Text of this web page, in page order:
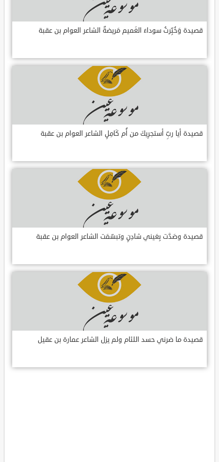
قصيدة وَخُبِّرتُ سوداءَ الغَميم مَريضةٌ الشاعر العوام بن عقبة
قصيدة أيا ربِّ أستجرِيكَ من أُم كَامِلٍ الشاعر العوام بن عقبة
قصيدة وصَدَّت بِعَيني شادِنٍ وتبسّمَت الشاعر العوام بن عقبة
قصيدة ما ضرني حسد اللئام ولم يزل الشاعر عمارة بن عقيل